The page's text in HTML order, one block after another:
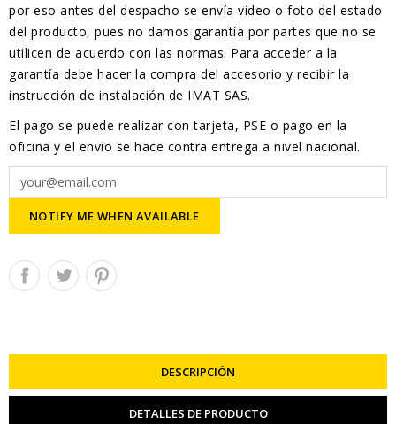
por eso antes del despacho se envía video o foto del estado
del producto, pues no damos garantía por partes que no se
utilicen de acuerdo con las normas. Para acceder a la
garantía debe hacer la compra del accesorio y recibir la
instrucción de instalación de IMAT SAS.
El pago se puede realizar con tarjeta, PSE o pago en la
oficina y el envío se hace contra entrega a nivel nacional.
NOTIFY ME WHEN AVAILABLE
DESCRIPCIÓN
DETALLES DE PRODUCTO